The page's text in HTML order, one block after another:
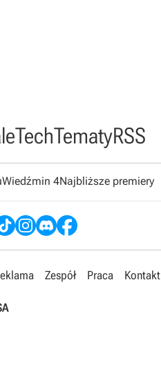
TechTematyRSS
Wiedźmin 4Najbliższe premiery
Zespół Praca Kontakt